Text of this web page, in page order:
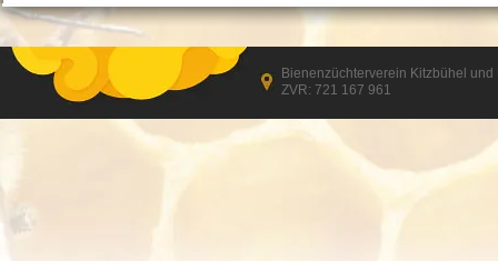
Bienenzüchterverein Kitzbühel und
ZVR: 721 167 961